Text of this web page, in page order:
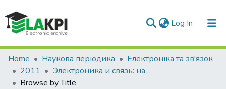
Log In (current)
Communities & Collections
All of DSpace
Home Наукова періодика
Електроніка та зв'язок
2011
Электроника и связь: научно-технический журнал, № 4(63)
Browse by Title